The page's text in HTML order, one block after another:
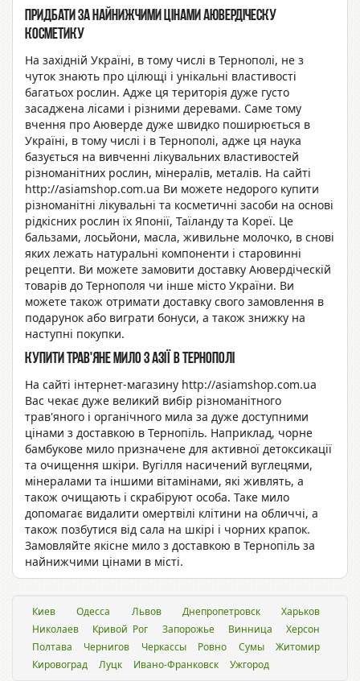
Придбати за найнижчими цінами аювердіческу
косметику
На західній Україні, в тому числі в Тернополі, не з
чуток знають про цілющі і унікальні властивості
багатьох рослин. Адже ця територія дуже густо
засаджена лісами і різними деревами. Саме тому
вчення про Аюверде дуже швидко поширюється в
Україні, в тому числі і в Тернополі, адже ця наука
базується на вивченні лікувальних властивостей
різноманітних рослин, мінералів, металів. На сайті
http://asiamshop.com.ua Ви можете недорого купити
різноманітні лікувальні та косметичні засоби на основі
рідкісних рослин їх Японії, Таїланду та Кореї. Це
бальзами, лосьйони, масла, живильне молочко, в снові
яких лежать натуральні компоненти і старовинні
рецепти. Ви можете замовити доставку Аювердіческій
товарів до Тернополя чи інше місто України. Ви
можете також отримати доставку свого замовлення в
подарунок або виграти бонуси, а також знижку на
наступні покупки.
Купити трав'яне мило з Азії в Тернополі
На сайті інтернет-магазину http://asiamshop.com.ua
Вас чекає дуже великий вибір різноманітного
трав'яного і органічного мила за дуже доступними
цінами з доставкою в Тернопіль. Наприклад, чорне
бамбукове мило призначене для активної детоксикації
та очищення шкіри. Вугілля насичений вуглецями,
мінералами та іншими вітамінами, які живлять, а
також очищають і скрабіруют особа. Таке мило
допомагає видалити омертвілі клітини на обличчі, а
також позбутися від сала на шкірі і чорних крапок.
Замовляйте якісне мило з доставкою в Тернопіль за
найнижчими цінами в місті.
Киев Одесса Львов Днепропетровск
Харьков
Николаев
Кривой Рог Запорожье Винница
Херсон
Полтава
Чернигов Черкассы Ровно Сумы
Житомир
Кировоград
Луцк Ивано-Франковск Ужгород